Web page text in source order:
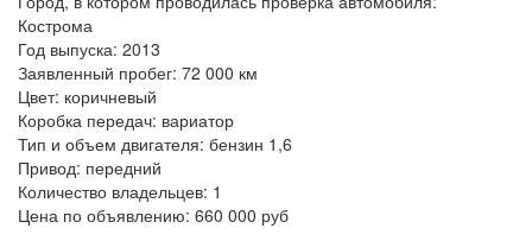
Кострома
Год выпуска: 2013
Заявленный пробег: 72 000 км
Цвет: коричневый
Коробка передач: вариатор
Тип и объем двигателя: бензин 1,6
Привод: передний
Количество владельцев: 1
Цена по объявлению: 660 000 руб